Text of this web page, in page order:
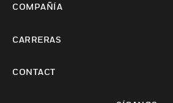
COMPAÑÍA
CARRERAS
CONTACT